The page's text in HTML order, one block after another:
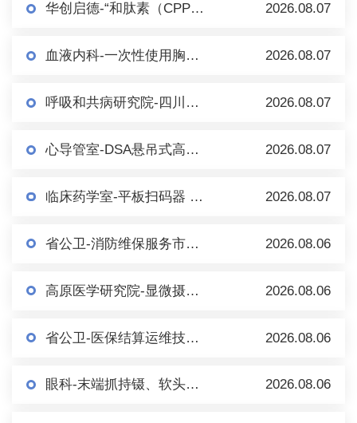
华创启德-“和肽素（CPP）检测（化学发光法）试剂盒及配套设备”项目 采购公告（第二轮） 2026.08.07
血液内科-一次性使用胸骨穿刺针及套件（一次性骨髓穿刺包） 市场调研 2026.08.07
呼吸和共病研究院-四川大学华西医院百万人群队列研究信息系统 市场调研 2026.08.07
心导管室-DSA悬吊式高压注射（泵）系统 市场调研 2026.08.07
临床药学室-平板扫码器 市场调研 2026.08.07
省公卫-消防维保服务市场调研（第二轮） 2026.08.06
高原医学研究院-显微摄像系统（倒置） 市场调研 2026.08.06
省公卫-医保结算运维技术服务市场调研 2026.08.06
眼科-末端抓持镊、软头移液手柄、内界膜镊等眼科耗材/手术器械 市场调研 2026.08.06